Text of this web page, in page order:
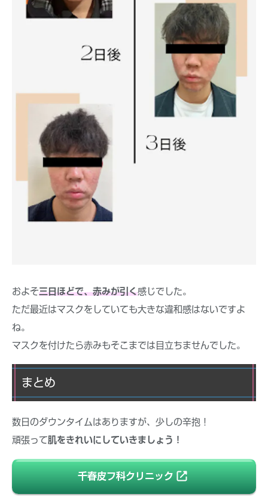
およそ三日ほどで、赤みが引く感じでした。
ただ最近はマスクをしていても大きな違和感はないですよ
ね。
マスクを付けたら赤みもそこまでは目立ちませんでした。
まとめ
数日のダウンタイムはありますが、少しの辛抱！
頑張って肌をきれいにしていきましょう！
千春皮フ科クリニック